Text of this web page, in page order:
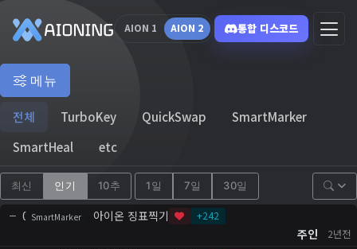
AION 1 AION 2 통합 디스코드
메뉴
전체 TurboKey QuickSwap
SmartMarker
SmartHeal
etc
최신 인기 10추 1일 7일 30일
0 SmartMarker 아이온 징표찍기 +242
주인 2년전